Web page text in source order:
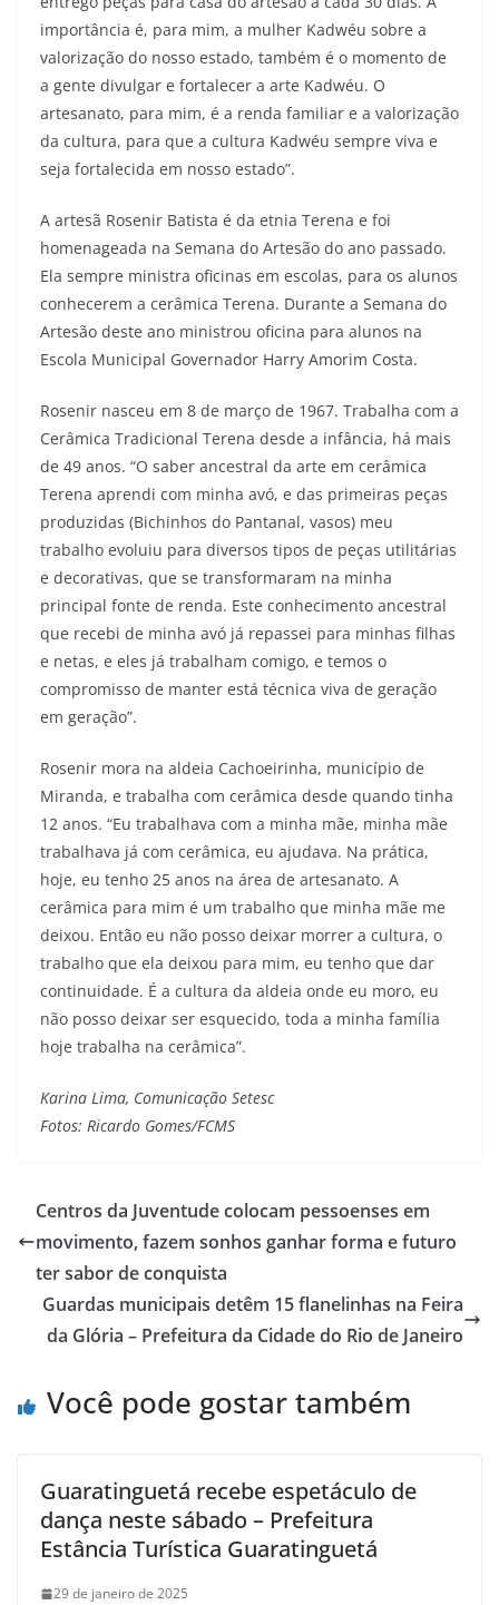
importância é, para mim, a mulher Kadwéu sobre a
valorização do nosso estado, também é o momento de
a gente divulgar e fortalecer a arte Kadwéu. O
artesanato, para mim, é a renda familiar e a valorização
da cultura, para que a cultura Kadwéu sempre viva e
seja fortalecida em nosso estado”.
A artesã Rosenir Batista é da etnia Terena e foi
homenageada na Semana do Artesão do ano passado.
Ela sempre ministra oficinas em escolas, para os alunos
conhecerem a cerâmica Terena. Durante a Semana do
Artesão deste ano ministrou oficina para alunos na
Escola Municipal Governador Harry Amorim Costa.
Rosenir nasceu em 8 de março de 1967. Trabalha com a
Cerâmica Tradicional Terena desde a infância, há mais
de 49 anos. “O saber ancestral da arte em cerâmica
Terena aprendi com minha avó, e das primeiras peças
produzidas (Bichinhos do Pantanal, vasos) meu
trabalho evoluiu para diversos tipos de peças utilitárias
e decorativas, que se transformaram na minha
principal fonte de renda. Este conhecimento ancestral
que recebi de minha avó já repassei para minhas filhas
e netas, e eles já trabalham comigo, e temos o
compromisso de manter está técnica viva de geração
em geração”.
Rosenir mora na aldeia Cachoeirinha, município de
Miranda, e trabalha com cerâmica desde quando tinha
12 anos. “Eu trabalhava com a minha mãe, minha mãe
trabalhava já com cerâmica, eu ajudava. Na prática,
hoje, eu tenho 25 anos na área de artesanato. A
cerâmica para mim é um trabalho que minha mãe me
deixou. Então eu não posso deixar morrer a cultura, o
trabalho que ela deixou para mim, eu tenho que dar
continuidade. É a cultura da aldeia onde eu moro, eu
não posso deixar ser esquecido, toda a minha família
hoje trabalha na cerâmica”.
Karina Lima, Comunicação Setesc
Fotos: Ricardo Gomes/FCMS
Centros da Juventude colocam pessoenses em
movimento, fazem sonhos ganhar forma e futuro
ter sabor de conquista
Guardas municipais detêm 15 flanelinhas na Feira
da Glória – Prefeitura da Cidade do Rio de Janeiro
Você pode gostar também
Guaratinguetá recebe espetáculo de
dança neste sábado – Prefeitura
Estância Turística Guaratinguetá
29 de janeiro de 2025